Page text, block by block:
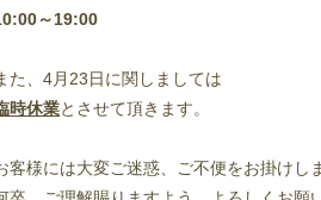
～19:00
た、4月23日に関しましては
時休業とさせて頂きます。
客様には大変ご迷惑、ご不便をお掛けし